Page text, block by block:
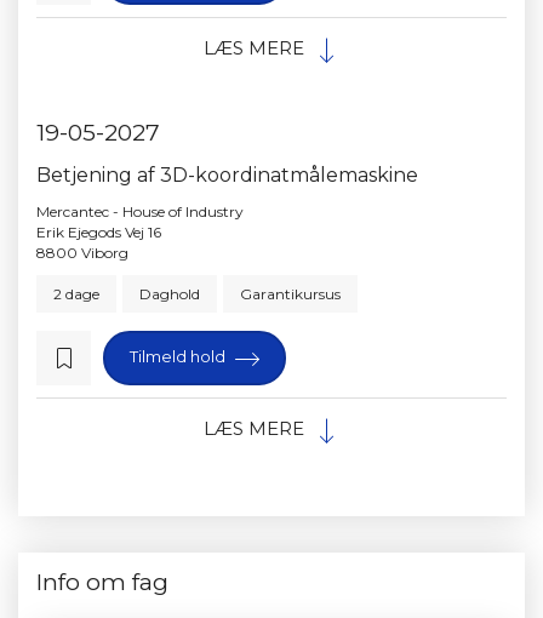
LÆS MERE
19-05-2027
Betjening af 3D-koordinatmålemaskine
Mercantec - House of Industry
Erik Ejegods Vej 16
8800 Viborg
2 dage Daghold Garantikursus
Tilmeld hold
LÆS MERE
Info om fag